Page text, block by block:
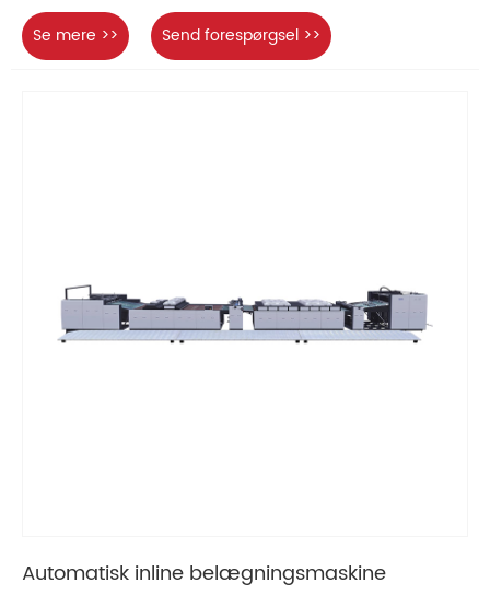
Se mere >> Send forespørgsel >>
Automatisk inline belægningsmaskine